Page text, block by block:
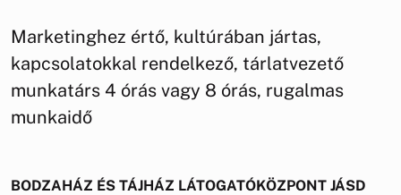
Marketinghez értő, kultúrában jártas,
kapcsolatokkal rendelkező, tárlatvezető
munkatárs 4 órás vagy 8 órás, rugalmas
munkaidő
BODZAHÁZ ÉS TÁJHÁZ LÁTOGATÓKÖZPONT JÁSD